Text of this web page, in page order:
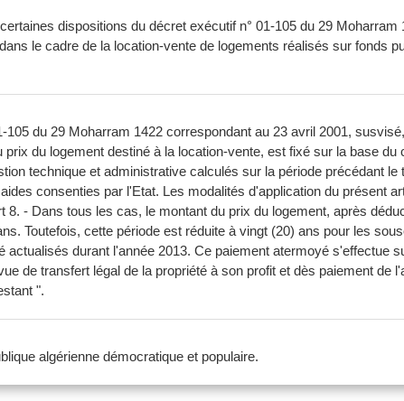
dispositions du décret exécutif n° 01-105 du 29
le cadre de la location-vente de logements réalisés sur fonds
du 29 Moharram 1422 correspondant au 23 avril 2001,
du logement destiné à la location-vente, est fixé sur la base
technique et administrative calculés sur la période précédant
consenties par l'Etat. Les modalités d'application du présent
- Dans tous les cas, le montant du prix du logement, après
Toutefois, cette période est réduite à vingt (20) ans pour les
durant l'année 2013. Ce paiement atermoyé s'effectue
de transfert légal de la propriété à son profit et dès paiement de
".
algérienne démocratique et populaire.